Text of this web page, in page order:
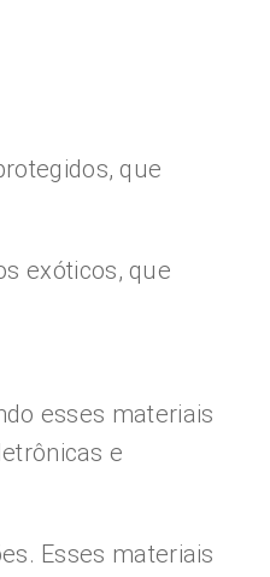
que
exóticos, que
esses materiais
e
Esses materiais